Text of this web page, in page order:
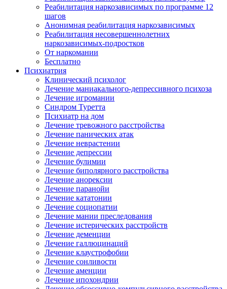
Реабилитация наркозависимых по программе 12
шагов
Анонимная реабилитация наркозависимых
Реабилитация несовершеннолетних
наркозависимых-подростков
От наркомании
Бесплатно
Психиатрия
Клинический психолог
Лечение маниакального-депрессивного психоза
Лечение игромании
Синдром Туретта
Психиатр на дом
Лечение тревожного расстройства
Лечение панических атак
Лечение неврастении
Лечение депрессии
Лечение булимии
Лечение биполярного расстройства
Лечение анорексии
Лечение паранойи
Лечение кататонии
Лечение социопатии
Лечение мании преследования
Лечение истерических расстройств
Лечение деменции
Лечение галлюцинаций
Лечение клаустрофобии
Лечение сонливости
Лечение аменции
Лечение ипохондрии